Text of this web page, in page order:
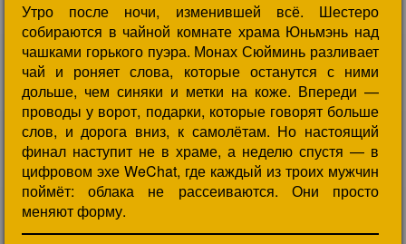
Утро после ночи, изменившей всё. Шестеро
собираются в чайной комнате храма Юньмэнь над
чашками горького пуэра. Монах Сюйминь разливает
чай и роняет слова, которые останутся с ними
дольше, чем синяки и метки на коже. Впереди —
проводы у ворот, подарки, которые говорят больше
слов, и дорога вниз, к самолётам. Но настоящий
финал наступит не в храме, а неделю спустя — в
цифровом эхе WeChat, где каждый из троих мужчин
поймёт: облака не рассеиваются. Они просто
меняют форму.